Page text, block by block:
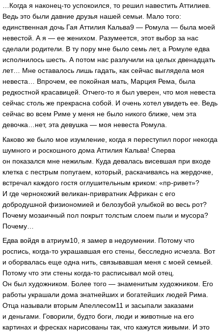
…Когда я наконец-то успокоился, то решил навестить Аттилиев.
Ведь это были давние друзья нашей семьи. Мало того:
единственная дочь Гая Аттилия Кальва9 — Ромула — была моей
невестой. А я — ее женихом. Разумеется, этот выбор за нас
сделали родители. В ту пору мне было семь лет, а Ромуле едва
исполнилось шесть. А потом нас разлучили на целых двенадцать
лет… Мне оставалось лишь гадать, как сейчас выглядела моя
невеста… Впрочем, ее покойная мать, Марция Рема, была
редкостной красавицей. Отчего-то я был уверен, что моя невеста
сейчас столь же прекрасна собой. И очень хотел увидеть ее. Ведь
сейчас во всем Риме у меня не было никого ближе, чем эта
девочка…нет, эта девушка — моя невеста Ромула.
Каково же было мое изумление, когда я переступил порог некогда
шумного и роскошного дома Аттилия Кальва! Сперва
он показался мне нежилым. Куда девалась висевшая при входе
клетка с пестрым попугаем, который, раскачиваясь на жердочке,
встречал каждого гостя оглушительным криком: «пр-ривет»?
И где чернокожий великан-привратник Африкан с его
добродушной физиономией и белозубой улыбкой во весь рот?
Почему мозаичный пол покрыт толстым слоем пыли и мусора?
Почему…
Едва войдя в атриум10, я замер в недоумении. Потому что
роспись, когда-то украшавшая его стены, бесследно исчезла. Вот
и оборвалась еще одна нить, связывавшая меня с моей семьей.
Потому что эти стены когда-то расписывал мой отец.
Он был художником. Более того — знаменитым художником. Его
работы украшали дома знатнейших и богатейших людей Рима.
Отца называли вторым Апеллесом11 и засыпали заказами
и деньгами. Говорили, будто боги, люди и животные на его
картинах и фресках нарисованы так, что кажутся живыми. И это